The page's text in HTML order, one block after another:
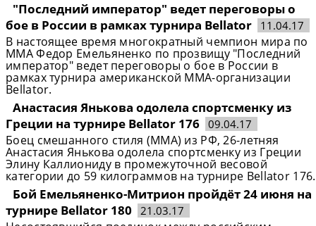
"Последний император" ведет переговоры о
бое в России в рамках турнира Bellator
11.04.17
В настоящее время многократный чемпион мира по
ММА Федор Емельяненко по прозвищу "Последний
император" ведет переговоры о бое в России в
рамках турнира американской ММА-организации
Bellator.
Анастасия Янькова одолела спортсменку из
Греции на турнире Bellator 176 09.04.17
Боец смешанного стиля (ММА) из РФ, 26-летняя
Анастасия Янькова одолела спортсменку из Греции
Элину Каллиониду в промежуточной весовой
категории до 59 килограммов на турнире Bellator 176.
Бой Емельяненко-Митрион пройдёт 24 июня на
турнире Bellator 180
21.03.17